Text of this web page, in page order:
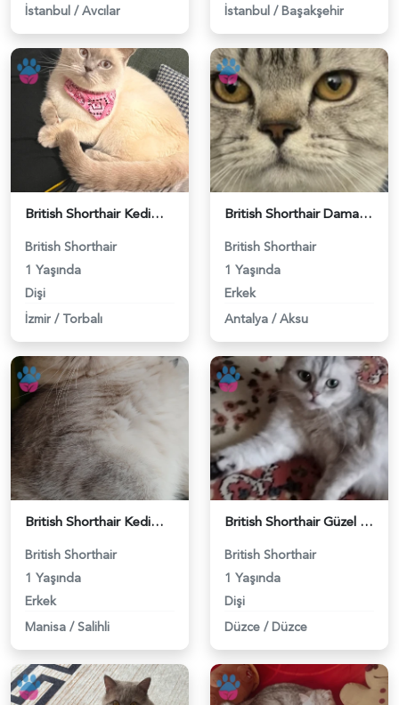
İstanbul / Avcılar İstanbul / Başakşehir
British Shorthair Kedime Eş Arıyorum - 118984649
British Shorthair
1 Yaşında
Dişi
İzmir / Torbalı
British Shorthair Damadımıza Gelin Arıyoruz - 118984627
British Shorthair
1 Yaşında
Erkek
Antalya / Aksu
British Shorthair Kedimize eş arıyoruz - 118984628
British Shorthair
1 Yaşında
Erkek
Manisa / Salihli
British Shorthair Güzel kızımıza eş arıyoruz - 118984633
British Shorthair
1 Yaşında
Dişi
Düzce / Düzce